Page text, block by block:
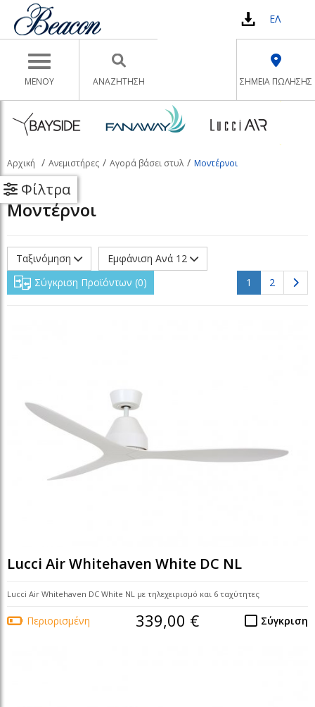
Toggle navigation
ΜΕΝΟΥ
ΕΛ
ΣΗΜΕΙΑ ΠΩΛΗΣΗΣ
ΑΝΑΖΉΤΗΣΗ
Αρχική Ανεμιστήρες Αγορά βάσει στυλ Μοντέρνοι
Φίλτρα
Μοντέρνοι
Ταξινόμηση
Εμφάνιση Ανά 12
Σύγκριση Προϊόντων 0 1 (current)
2
Lucci Air Whitehaven White DC NL
Lucci Air Whitehaven DC White NL με τηλεχειρισμό και 6 ταχύτητες
Περιορισμένη Σύγκριση
339,00 €